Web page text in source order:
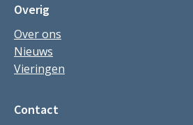
Overig
Over ons
Nieuws
Vieringen
Contact